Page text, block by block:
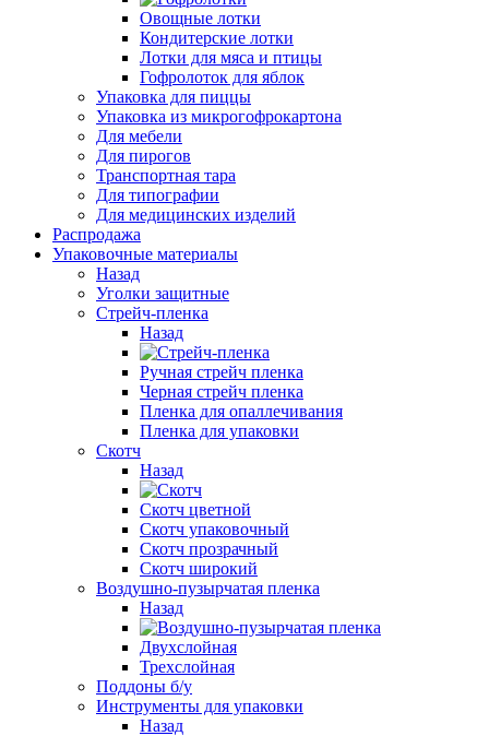
Овощные лотки
Кондитерские лотки
Лотки для мяса и птицы
Гофролоток для яблок
Упаковка для пиццы
Упаковка из микрогофрокартона
Для мебели
Для пирогов
Транспортная тара
Для типографии
Для медицинских изделий
Распродажа
Упаковочные материалы
Назад
Уголки защитные
Стрейч-пленка
Назад
Ручная стрейч пленка
Черная стрейч пленка
Пленка для опаллечивания
Пленка для упаковки
Скотч
Назад
Cкотч цветной
Скотч упаковочный
Скотч прозрачный
Cкотч широкий
Воздушно-пузырчатая пленка
Назад
Двухслойная
Трехслойная
Поддоны б/у
Инструменты для упаковки
Назад